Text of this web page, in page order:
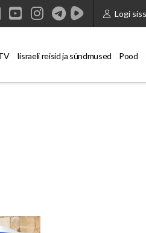
Logi
YouTube
Instagram
Iisraeli reisid ja sündmused Pood